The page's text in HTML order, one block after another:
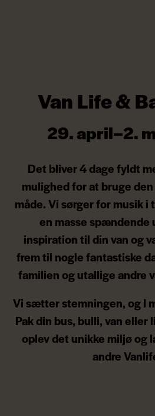
Van Life &
29. april–2.
Det bliver 4 dage fyldt
mulighed for at bruge
måde. Vi sørger for musik
en masse spændende
inspiration til din van og
frem til nogle fantastiske
familien og utallige andre
Vi sætter stemningen, og I
Pak din bus, bulli, van eller
oplev det unikke miljø og
andre